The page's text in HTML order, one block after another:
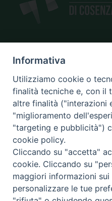
SEDE
piazza Giano Parrasio, 16
87100 Cosenza
CONTATTI
e@mail:
tel: +39 0984 687712
Informativa
Utilizziamo cookie o
finalità tecniche e, con il
altre finalità ("interazioni
"miglioramento
"targeting e pubblicità")
cookie policy.
Cliccando su "accetta"
cookie. Cliccando su
maggiori informazioni
personalizzare le tue